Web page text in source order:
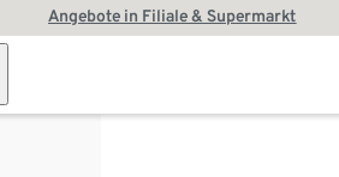
Angebote in Filiale & Supermarkt